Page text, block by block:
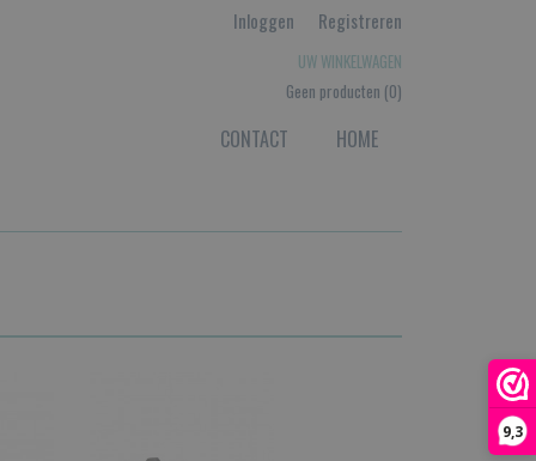
9,3
Inloggen Registreren
UW WINKELWAGEN
Geen producten (0)
HOME
CONTACT